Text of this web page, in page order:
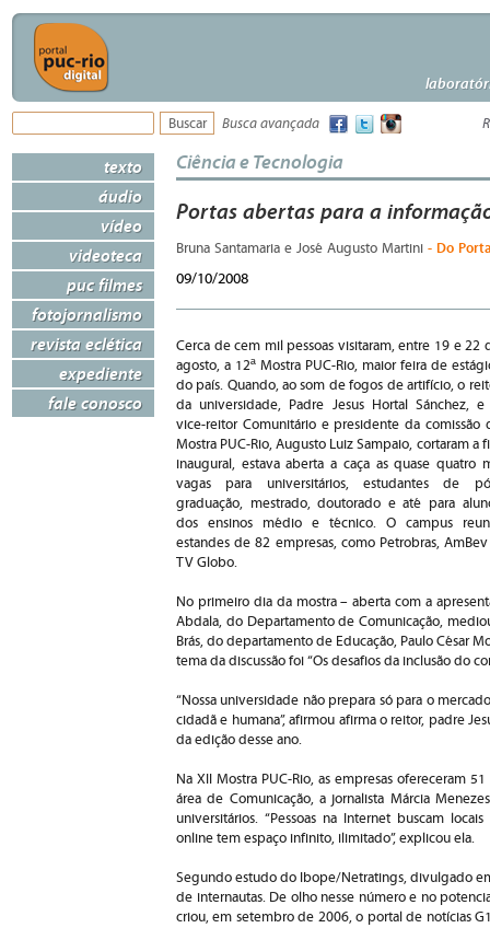
Busca avançada
texto
áudio
vídeo
videoteca
puc filmes
fotojornalismo
revista eclética
expediente
fale conosco
Ciência e Tecnologia
Portas abertas para a
Bruna Santamaria e José Augusto Martini - Do
09/10/2008
Cerca de cem mil pessoas visitaram, entre 19 e 22
agosto, a 12ª Mostra PUC-Rio, maior feira de
do país. Quando, ao som de fogos de artifício, o
da universidade, Padre Jesus Hortal Sánchez,
vice-reitor Comunitário e presidente da comissão
Mostra PUC-Rio, Augusto Luiz Sampaio, cortaram a
inaugural, estava aberta a caça as quase quatro
vagas para universitários, estudantes de
graduação, mestrado, doutorado e até para
dos ensinos médio e técnico. O campus
estandes de 82 empresas, como Petrobras,
TV Globo.
No primeiro dia da mostra – aberta com a
Abdala, do Departamento de Comunicação,
Brás, do departamento de Educação, Paulo César
tema da discussão foi “Os desafios da inclusão do
“Nossa universidade não prepara só para o
cidadã e humana”, afirmou afirma o reitor, padre
da edição desse ano.
Na XII Mostra PUC-Rio, as empresas ofereceram
área de Comunicação, a jornalista Márcia
universitários. “Pessoas na Internet buscam
online tem espaço infinito, ilimitado”, explicou ela.
Segundo estudo do Ibope/Netratings, divulgado
de internautas. De olho nesse número e no
criou, em setembro de 2006, o portal de notícias